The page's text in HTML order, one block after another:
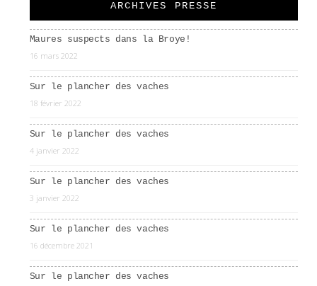
ARCHIVES PRESSE
Maures suspects dans la Broye!
16 mars 2022
Sur le plancher des vaches
18 février 2022
Sur le plancher des vaches
4 janvier 2022
Sur le plancher des vaches
3 janvier 2022
Sur le plancher des vaches
16 décembre 2021
Sur le plancher des vaches